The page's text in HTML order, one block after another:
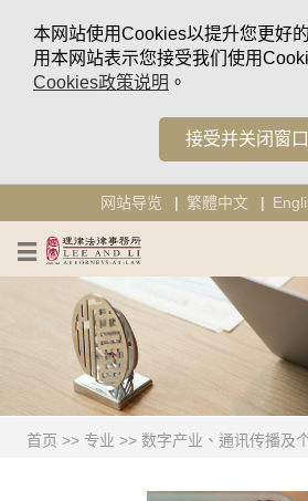
本网站使用Cookies以提升您更好
用本网站表示您接受我们使用
Cookies政策说明 。
接受并关闭窗口
网站导览 繁體中文
首页 >> 专业 >> 数字产业、通讯传播及